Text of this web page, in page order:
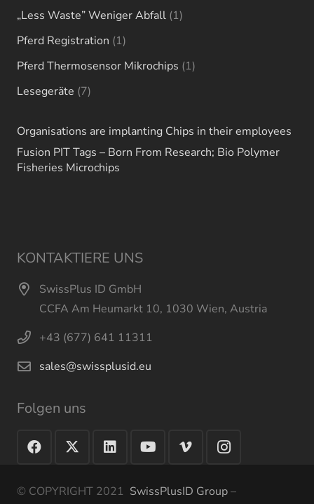
products
„Less Waste” Weniger Abfall 11
Pferd Registration 11
product
Pferd Thermosensor Mikrochips 11
Lesegeräte 77
Organisations are implanting Chips in their employees
Fusion PIT Tags – Born From Research; Bio Polymer
Fisheries Microchips
KONTAKTIERE UNS
SwissPlus ID GmbH
CCFA Am Heumarkt 10, 1030 Wien, Austria
+43 (677) 641 11311
sales@swissplusid.eu
Folgen uns
© COPYRIGHT 2021 SwissPlusID Group–